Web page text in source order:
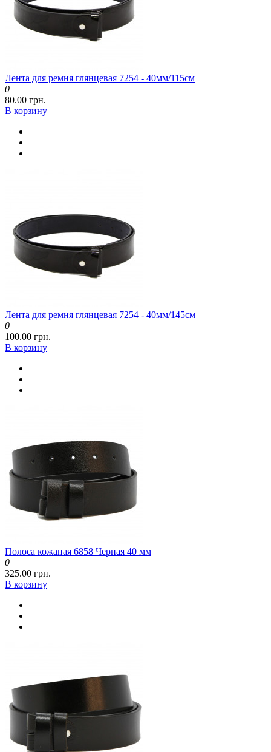
Лента для ремня глянцевая 7254 - 40мм/115см
0
80.00 грн.
В корзину
Лента для ремня глянцевая 7254 - 40мм/145см
0
100.00 грн.
В корзину
Полоса кожаная 6858 Черная 40 мм
0
325.00 грн.
В корзину